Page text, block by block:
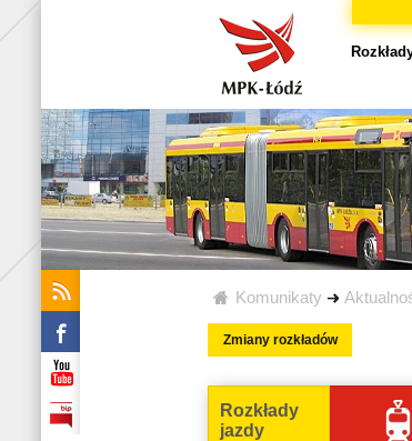
Komunikaty
Zmiany rozkładów
Rozkłady
jazdy